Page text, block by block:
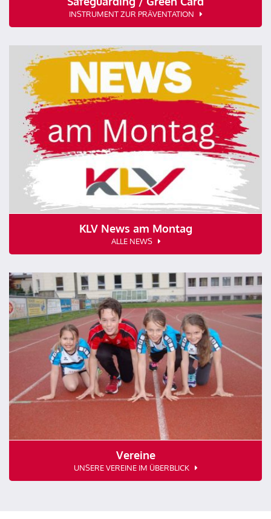
INSTRUMENT ZUR PRÄVENTATION
KLV News am Montag
ALLE NEWS
Vereine
UNSERE VEREINE IM ÜBERBLICK